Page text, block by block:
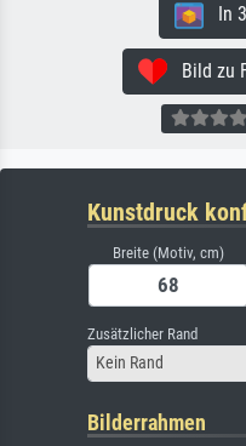
In
Bild zu
Kunstdruck
Breite (Motiv, cm)
Zusätzlicher Rand
Kein Rand
Bilderrahmen